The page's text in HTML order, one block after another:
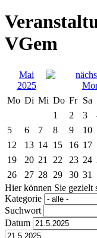
VGem
Mai
2025
Mo Di Mi Do Fr Sa
1
2 3
5
6 7 8 9 10
12
13 14 15 16 17
19
20 21 22 23 24
26
27 28 29 30 31
Hier können Sie gezielt
Kategorie
Suchwort
Datum